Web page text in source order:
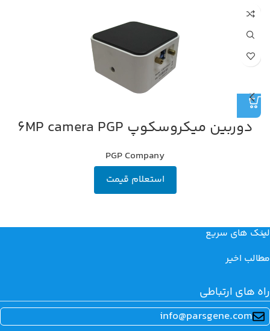
دوربین میکروسکوپ 6MP camera PGP
PGP Company
استعلام قیمت
لینک های سریع
مطالب اخیر
راه های ارتباطی
info@parsgene.com